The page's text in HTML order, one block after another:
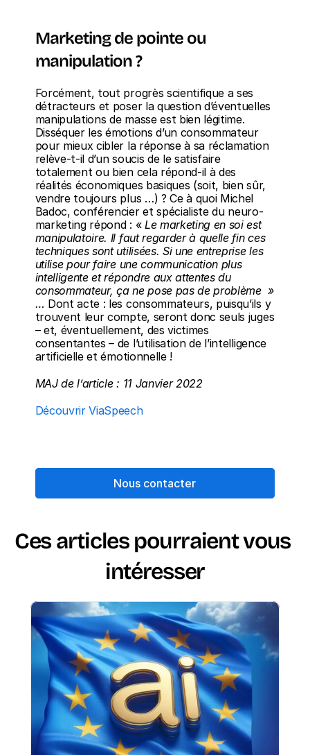
Marketing de pointe ou
manipulation ?
Forcément, tout progrès scientifique a ses
détracteurs et poser la question d’éventuelles
manipulations de masse est bien légitime.
Disséquer les émotions d’un consommateur
pour mieux cibler la réponse à sa réclamation
relève-t-il d’un soucis de le satisfaire
totalement ou bien cela répond-il à des
réalités économiques basiques (soit, bien sûr,
vendre toujours plus …) ? Ce à quoi Michel
Badoc, conférencier et spécialiste du neuro-
marketing répond : « Le marketing en soi est
manipulatoire. Il faut regarder à quelle fin ces
techniques sont utilisées. Si une entreprise les
utilise pour faire une communication plus
intelligente et répondre aux attentes du
consommateur, ça ne pose pas de problème  »
… Dont acte : les consommateurs, puisqu’ils y
trouvent leur compte, seront donc seuls juges
– et, éventuellement, des victimes
consentantes – de l’utilisation de l’intelligence
artificielle et émotionnelle !
MAJ de l’article : 11 Janvier 2022
Découvrir ViaSpeech
Nous contacter
Ces articles pourraient vous
intéresser